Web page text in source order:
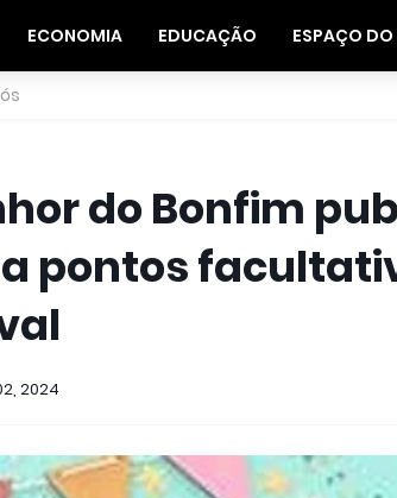
ECONOMIA EDUCAÇÃO ESPAÇO DO
do Bonfim
pontos
2024